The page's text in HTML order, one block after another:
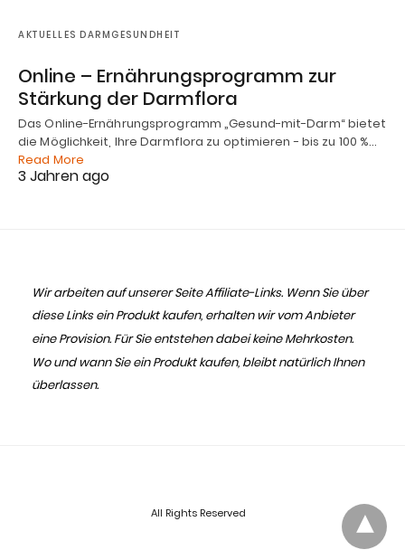
AKTUELLES DARMGESUNDHEIT
Online – Ernährungsprogramm zur
Stärkung der Darmflora
Das Online-Ernährungsprogramm „Gesund-mit-Darm“ bietet
die Möglichkeit, Ihre Darmflora zu optimieren - bis zu 100 %…
Read More
3 Jahren ago
Wir arbeiten auf unserer Seite Affiliate-Links. Wenn Sie über
diese Links ein Produkt kaufen, erhalten wir vom Anbieter
eine Provision. Für Sie entstehen dabei keine Mehrkosten.
Wo und wann Sie ein Produkt kaufen, bleibt natürlich Ihnen
überlassen.
All Rights Reserved